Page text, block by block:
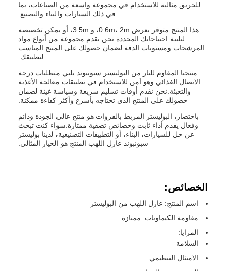
للحريق مثالية للاستخدام في مجموعة واسعة من الصناعات، بما
في ذلك السيارات والبناء والتصنيع.
هذا المنتج متوفر بعرض 0.6m، 2m، و 3.5m، أو يمكن تخصيصه
لتلبية احتياجاتك المحددة.نحن نقدم مجموعة من أنواع مواد
المرشحات ومستويات الدقة لضمان حصولك على المنتج المناسب
لتطبيقك.
منتجنا المقاوم للنار من البوليستر سبونبوند يلبي متطلبات درجة
الاتصال الغذائي وهو آمن للاستخدام في تطبيقات معالجة الأغذية
والتعبئة.نحن نقدم أوقات تسليم سريعة وسياسة عينة لضمان
حصولك على المنتج الذي تحتاجه بأسرع وأكثر كفاءة ممكنة.
باختصار، البوليستر المربط بالفروات هو منتج عالي الجودة ودائم
وفعال يقدم أداء ثابت وخصائص تصفية ممتازة.سواء كنت تبحث
عن حل للسيارات، البناء، أو التطبيقات التصنيعية، لدينا بوليستر
سبونبوند عازل اللهب المنتج هو الخيار المثالي.
الخصائص:
اسم المنتج: عازل اللهب من البوليستر
مقاومة الكيماويات: ممتازة
المزايا:
السلامة
الامتثال التنظيمي